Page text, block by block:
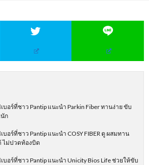
บอร์ที่ชาว Pantip แนะนำ Parkin Fiber ทานง่าย ขับ
ก
บอร์ที่ชาว Pantip แนะนำ COSY FIBER ดู ผสมทาน
ไม่ปวดท้องบิด
บอร์ที่ชาว Pantip แนะนำ Unicity Bios Life ช่วยให้ขับ